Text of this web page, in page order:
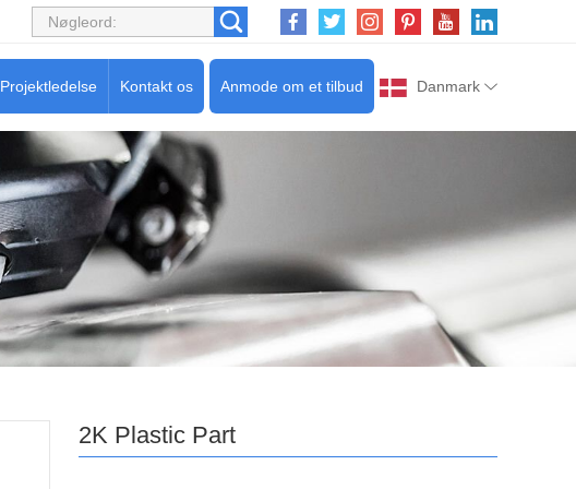
Danmark
Anmode om et tilbud
Projektledelse Kontakt os
2K Plastic Part